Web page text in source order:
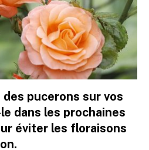
des pucerons sur vos
dans les prochaines
éviter les floraisons